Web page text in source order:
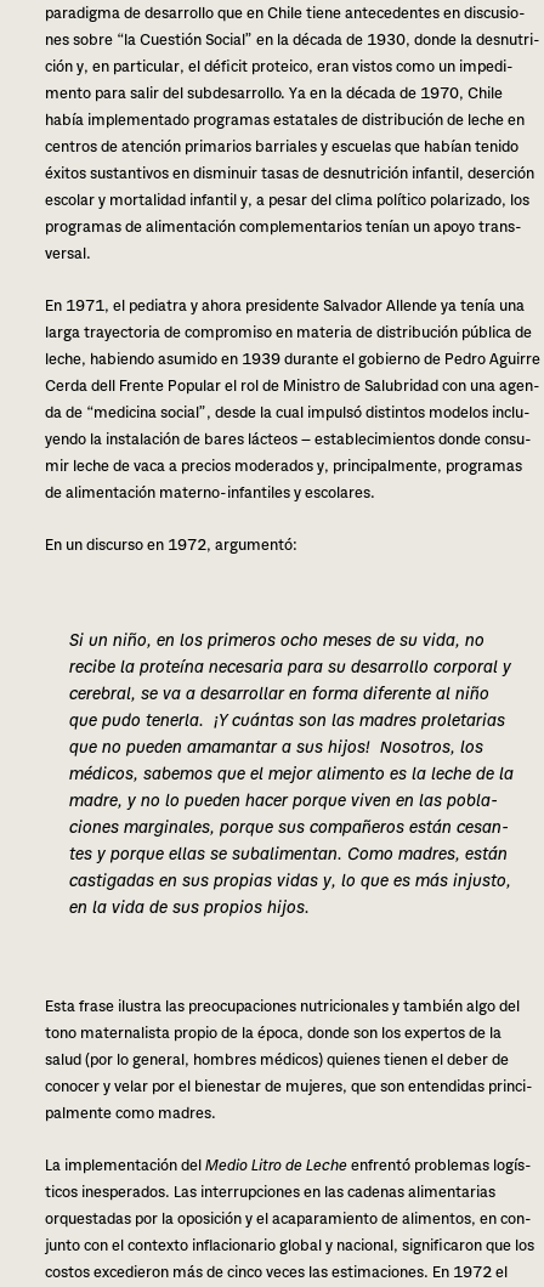
para­dig­ma de desa­rro­llo que en Chile tiene ante­ce­den­tes en dis­cu­sio­
nes sobre “la Cuestión Social” en la déca­da de 1930, donde la des­nu­tri­
ción y, en par­ti­cu­lar, el défi­cit pro­tei­co, eran vis­tos como un impe­di­
men­to para salir del sub­de­sa­rro­llo. Ya en la déca­da de 1970, Chile
había imple­men­ta­do pro­gra­mas esta­ta­les de dis­tri­bu­ción de leche en
cen­tros de aten­ción pri­ma­rios barria­les y escue­las que habían teni­do
éxi­tos sus­tan­ti­vos en dis­mi­nuir tasas de des­nu­tri­ción infan­til, deser­ción
esco­lar y mor­ta­li­dad infan­til y, a pesar del clima polí­ti­co pola­ri­za­do, los
pro­gra­mas de ali­men­ta­ción com­ple­men­ta­rios tenían un apoyo trans­
ver­sal.
En 1971, el pedia­tra y ahora pre­si­den­te Salvador Allende ya tenía una
larga tra­yec­to­ria de com­pro­mi­so en mate­ria de dis­tri­bu­ción públi­ca de
leche, habien­do asu­mi­do en 1939 duran­te el gobierno de Pedro Aguirre
Cerda dell Frente Popular el rol de Ministro de Salubridad con una agen­
da de “medi­ci­na social”, desde la cual impul­só dis­tin­tos mode­los inclu­
yen­do la ins­ta­la­ción de bares lác­teos — esta­ble­ci­mien­tos donde con­su­
mir leche de vaca a pre­cios mode­ra­dos y, prin­ci­pal­men­te, pro­gra­mas
de ali­men­ta­ción materno-infan­ti­les y esco­la­res.
En un dis­cur­so en 1972, argu­men­tó:
Si un niño, en los pri­me­ros ocho meses de su vida, no
reci­be la pro­teí­na nece­sa­ria para su desa­rro­llo cor­po­ral y
cere­bral, se va a desa­rro­llar en forma dife­ren­te al niño
que pudo tener­la. ¡Y cuán­tas son las madres pro­le­ta­rias
que no pue­den ama­man­tar a sus hijos! Nosotros, los
médi­cos, sabe­mos que el mejor ali­men­to es la leche de la
madre, y no lo pue­den hacer por­que viven en las pobla­
cio­nes mar­gi­na­les, por­que sus com­pa­ñe­ros están cesan­
tes y por­que ellas se sub­ali­men­tan. Como madres, están
cas­ti­ga­das en sus pro­pias vidas y, lo que es más injus­to,
en la vida de sus pro­pios hijos.
Esta frase ilus­tra las preo­cu­pa­cio­nes nutri­cio­na­les y tam­bién algo del
tono mater­na­lis­ta pro­pio de la época, donde son los exper­tos de la
salud (por lo gene­ral, hom­bres médi­cos) quie­nes tie­nen el deber de
cono­cer y velar por el bien­es­tar de muje­res, que son enten­di­das prin­ci­
pal­men­te como madres.
La imple­men­ta­ción delMedio Litro de Lecheenfren­tó pro­ble­mas logís­
ti­cos ines­pe­ra­dos. Las inte­rrup­cio­nes en las cade­nas ali­men­ta­rias
orques­ta­das por la opo­si­ción y el aca­pa­ra­mien­to de ali­men­tos, en con­
jun­to con el con­tex­to infla­cio­na­rio glo­bal y nacio­nal, sig­ni­fi­ca­ron que los
cos­tos exce­die­ron más de cinco veces las esti­ma­cio­nes. En 1972 el